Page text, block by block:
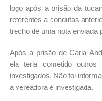
logo após a prisão da
referentes a condutas
trecho de uma nota enviada
Após a prisão de Carla
ela teria cometido outros
investigados. Não foi
a vereadora é investigada.